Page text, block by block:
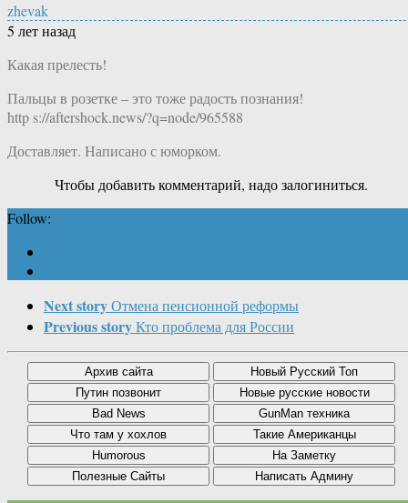
zhevak
5 лет назад
Какая прелесть!
Пальцы в розетке – это тоже радость познания!
http s://aftershock.news/?q=node/965588
Доставляет. Написано с юморком.
Чтобы добавить комментарий, надо залогиниться.
Follow:
Next storyОтмена пенсионной реформы
Previous storyКто проблема для России